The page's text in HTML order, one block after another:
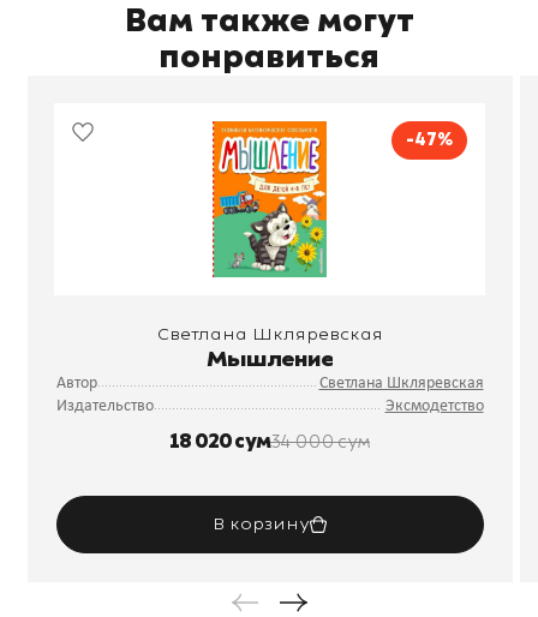
Вам также могут
понравиться
-47%
Светлана Шкляревская
Мышление
Автор
Светлана Шкляревская
Издательство
Эксмодетство
18 020 сум34 000 сум
В корзину